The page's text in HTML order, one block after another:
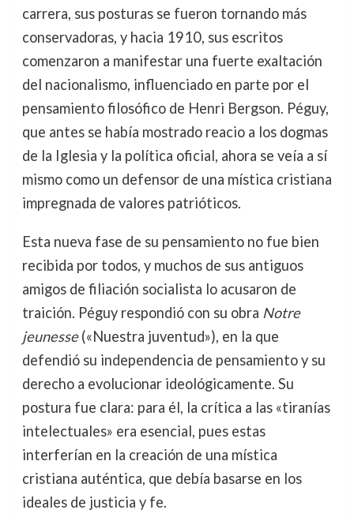
carrera, sus posturas se fueron tornando más
conservadoras, y hacia 1910, sus escritos
comenzaron a manifestar una fuerte exaltación
del nacionalismo, influenciado en parte por el
pensamiento filosófico de Henri Bergson. Péguy,
que antes se había mostrado reacio a los dogmas
de la Iglesia y la política oficial, ahora se veía a sí
mismo como un defensor de una mística cristiana
impregnada de valores patrióticos.
Esta nueva fase de su pensamiento no fue bien
recibida por todos, y muchos de sus antiguos
amigos de filiación socialista lo acusaron de
traición. Péguy respondió con su obra Notre
jeunesse(«Nuestra juventud»), en la que
defendió su independencia de pensamiento y su
derecho a evolucionar ideológicamente. Su
postura fue clara: para él, la crítica a las «tiranías
intelectuales» era esencial, pues estas
interferían en la creación de una mística
cristiana auténtica, que debía basarse en los
ideales de justicia y fe.